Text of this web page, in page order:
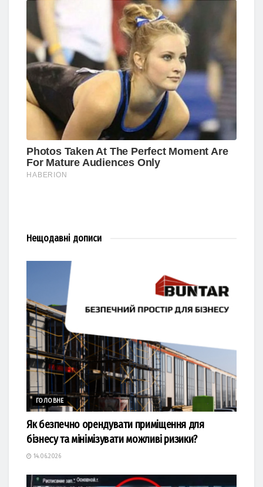
Нещодавні дописи
ГОЛОВНЕ
Як безпечно орендувати приміщення для
бізнесу та мінімізувати можливі ризики?
14.06.2026